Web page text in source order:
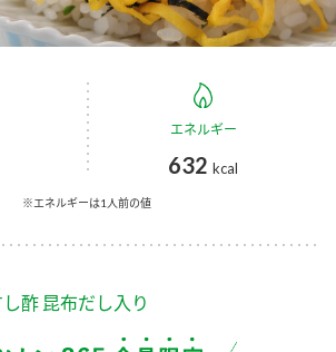
たれ
中華
念
ンの歴史
の取り組み
エネルギー
632 kcal
※エネルギーは1人前の値
酢 昆布だし入り